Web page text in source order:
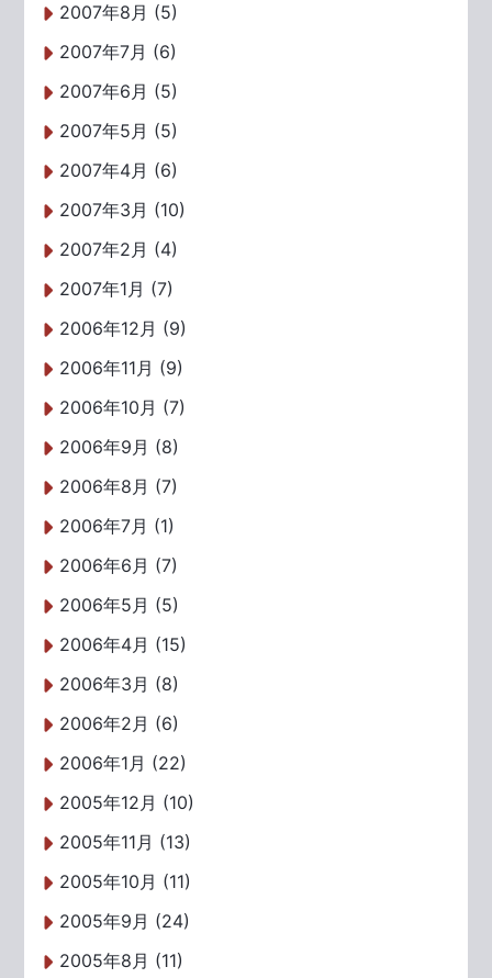
2007年8月 (5)
2007年7月 (6)
2007年6月 (5)
2007年5月 (5)
2007年4月 (6)
2007年3月 (10)
2007年2月 (4)
2007年1月 (7)
2006年12月 (9)
2006年11月 (9)
2006年10月 (7)
2006年9月 (8)
2006年8月 (7)
2006年7月 (1)
2006年6月 (7)
2006年5月 (5)
2006年4月 (15)
2006年3月 (8)
2006年2月 (6)
2006年1月 (22)
2005年12月 (10)
2005年11月 (13)
2005年10月 (11)
2005年9月 (24)
2005年8月 (11)